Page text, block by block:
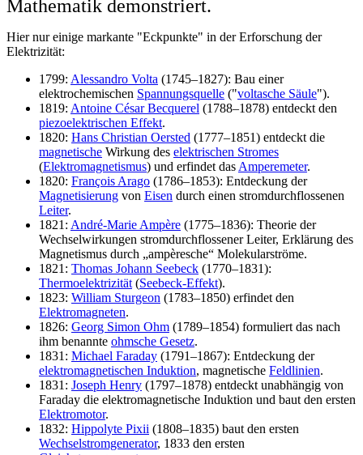
Mathematik demonstriert.
Hier nur einige markante "Eckpunkte" in der Erforschung der
Elektrizität:
1799: Alessandro Volta (1745–1827): Bau einer
elektrochemischen Spannungsquelle ("voltasche Säule").
1819: Antoine César Becquerel (1788–1878) entdeckt den
piezoelektrischen Effekt.
1820: Hans Christian Oersted (1777–1851) entdeckt die
magnetische Wirkung des elektrischen Stromes
(Elektromagnetismus) und erfindet das Amperemeter.
1820: François Arago (1786–1853): Entdeckung der
Magnetisierung von Eisen durch einen stromdurchflossenen
Leiter.
1821: André-Marie Ampère (1775–1836): Theorie der
Wechselwirkungen stromdurchflossener Leiter, Erklärung des
Magnetismus durch „ampèresche“ Molekularströme.
1821: Thomas Johann Seebeck (1770–1831):
Thermoelektrizität (Seebeck-Effekt).
1823: William Sturgeon (1783–1850) erfindet den
Elektromagneten.
1826: Georg Simon Ohm (1789–1854) formuliert das nach
ihm benannte ohmsche Gesetz.
1831: Michael Faraday (1791–1867): Entdeckung der
elektromagnetischen Induktion, magnetische Feldlinien.
1831: Joseph Henry (1797–1878) entdeckt unabhängig von
Faraday die elektromagnetische Induktion und baut den ersten
Elektromotor.
1832: Hippolyte Pixii (1808–1835) baut den ersten
Wechselstromgenerator, 1833 den ersten